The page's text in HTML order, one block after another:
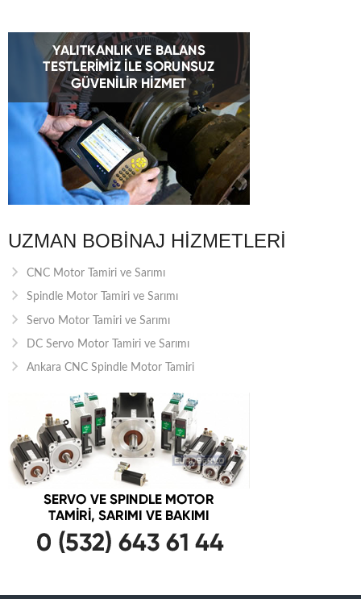
UZMAN BOBINAJ HIZMETLERI
CNC Motor Tamiri ve Sarımı
Spindle Motor Tamiri ve Sarımı
Servo Motor Tamiri ve Sarımı
DC Servo Motor Tamiri ve Sarımı
Ankara CNC Spindle Motor Tamiri